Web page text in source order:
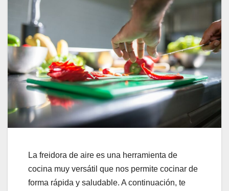
La freidora de aire es una herramienta de
cocina muy versátil que nos permite cocinar de
forma rápida y saludable. A continuación, te